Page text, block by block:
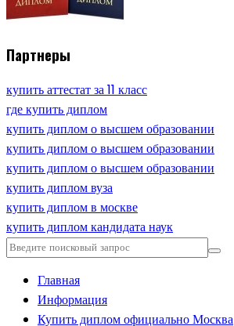
Партнеры
купить аттестат за 11 класс
где купить диплом
купить диплом о высшем образовании
купить диплом о высшем образовании
купить диплом о высшем образовании
купить диплом вуза
купить диплом в москве
купить диплом кандидата наук
Главная
Информация
Купить диплом официально Москва